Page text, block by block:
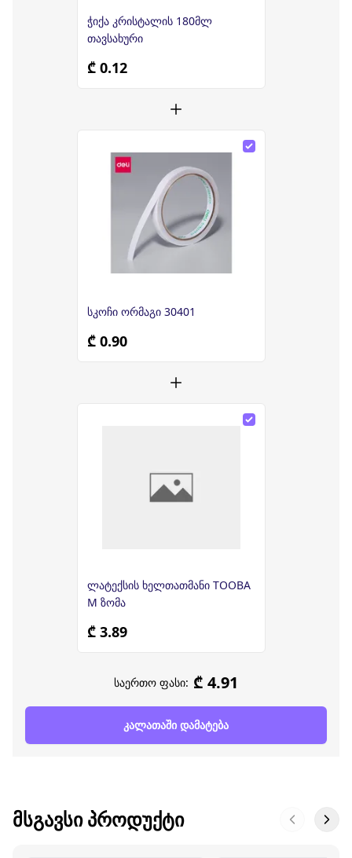
ჭიქა კრისტალის 180მლ
თავსახური
₾ 0.12
სკოჩი ორმაგი 30401
₾ 0.90
ლატექსის ხელთათმანი TOOBA
M ზომა
₾ 3.89
საერთო ფასი: ₾ 4.91
კალათაში დამატება
ᲛᲡᲒᲐᲕᲡᲘ ᲞᲠᲝᲓᲣᲥᲢᲘ